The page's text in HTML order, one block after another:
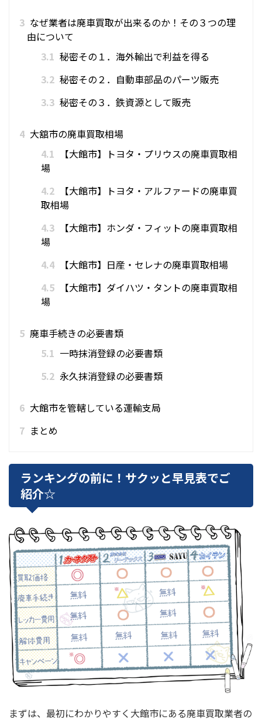
3 なぜ業者は廃車買取が出来るのか！その３つの理
由について
3.1 秘密その１．海外輸出で利益を得る
3.2 秘密その２．自動車部品のパーツ販売
3.3 秘密その３．鉄資源として販売
4 大舘市の廃車買取相場
4.1
【大館市】トヨタ・プリウスの廃車買取相
場
4.2
【大館市】トヨタ・アルファードの廃車買
取相場
4.3
【大館市】ホンダ・フィットの廃車買取相
場
4.4
【大館市】日産・セレナの廃車買取相場
4.5
【大館市】ダイハツ・タントの廃車買取相
場
5 廃車手続きの必要書類
5.1 一時抹消登録の必要書類
5.2 永久抹消登録の必要書類
6 大館市を管轄している運輸支局
7 まとめ
ランキングの前に！サクッと早見表でご
紹介☆
まずは、最初にわかりやすく大館市にある廃車買取業者の